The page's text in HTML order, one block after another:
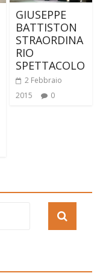
GIUSEPPE
BATTISTON
STRAORDINA
RIO
SPETTACOLO
2 Febbraio
2015
0